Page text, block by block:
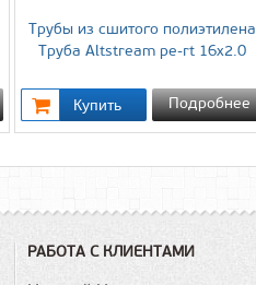
Трубы из сшитого полиэтилена
Труба Altstream pe-rt 16х2.0
Подробнее
РАБОТА С КЛИЕНТАМИ